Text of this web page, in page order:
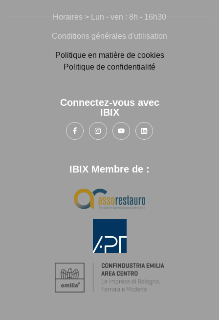
Horaires > Lun - ven : 8h - 16h30
Conditions générales d'utilisation
Politique en matière de cookies
Politique de confidentialité
Connectez-vous avec
IBIX
IBIX Membre de :